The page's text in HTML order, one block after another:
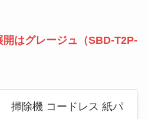
はグレージュ（SBD-T2P-
掃除機 コードレス 紙パ